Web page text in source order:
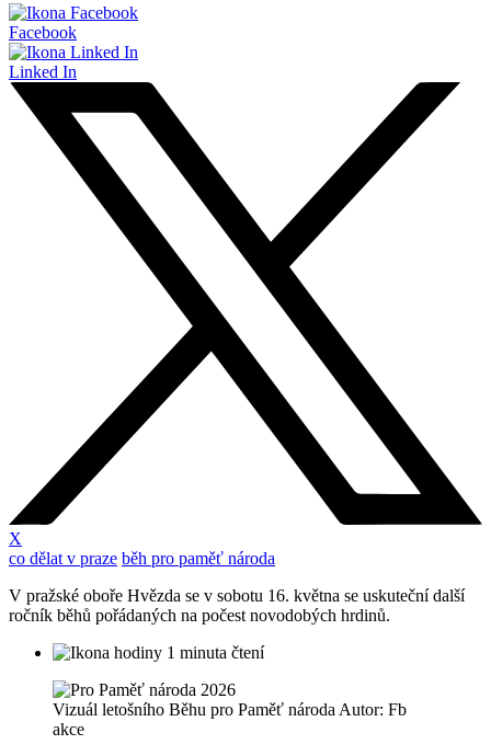
Facebook
Linked In
X
co dělat v praze běh pro paměť národa
V pražské oboře Hvězda se v sobotu 16. května se uskuteční další
ročník běhů pořádaných na počest novodobých hrdinů.
1 minuta čtení
Vizuál letošního Běhu pro Paměť národa Autor: Fb
akce